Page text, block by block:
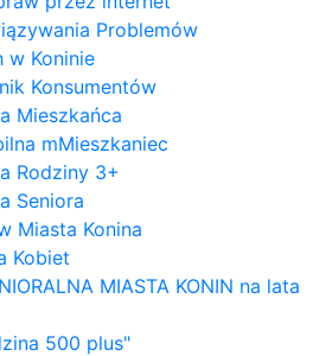
Problemów
w Koninie
Konsumentów
Mieszkańca
mMieszkaniec
Rodziny 3+
Seniora
Miasta Konina
Kobiet
MIASTA KONIN na lata
500 plus"